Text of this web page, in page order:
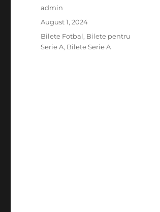
Author
admin
Posted
on
August 1, 2024
Categories
Bilete Fotbal, Bilete pentru
Serie A, Bilete Serie A